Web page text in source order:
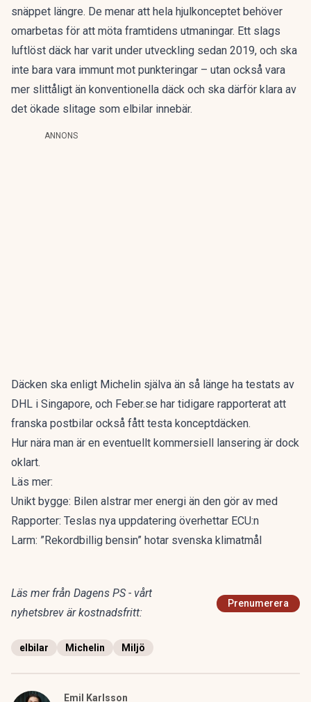
snäppet längre. De menar att hela hjulkonceptet behöver
omarbetas för att möta framtidens utmaningar. Ett slags
luftlöst däck har varit under utveckling sedan 2019, och ska
inte bara vara immunt mot punkteringar – utan också vara
mer slittåligt än konventionella däck och ska därför klara av
det ökade slitage som elbilar innebär.
ANNONS
Däcken ska enligt Michelin själva än så länge ha testats av
DHL i Singapore, och Feber.se har tidigare rapporterat att
franska postbilar också fått testa konceptdäcken.
Hur nära man är en eventuellt kommersiell lansering är dock
oklart.
Läs mer:
Unikt bygge: Bilen alstrar mer energi än den gör av med
Rapporter: Teslas nya uppdatering överhettar ECU:n
Larm: ”Rekordbillig bensin” hotar svenska klimatmål
Läs mer från Dagens PS - vårt
nyhetsbrev är kostnadsfritt:
Prenumerera
elbilar Michelin Miljö
Emil Karlsson